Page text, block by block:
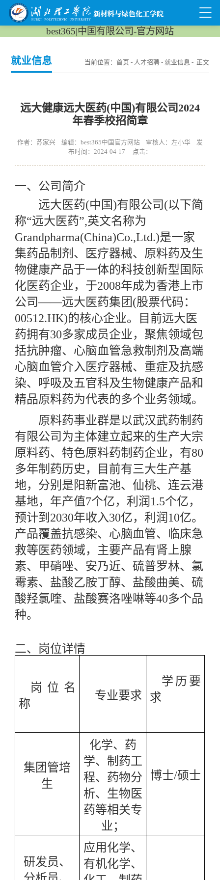
best365|中国有限公司-官方网站
就业信息 当前位置： 首页 - 人才招聘- 就业信息 - 正文
远大健康远大医药(中国)有限公司2024
年春季校招简章
作者：苏家兴 编辑：best365中国官方网站 审核人：左小华 发
布时间：2024-04-17 点击：
一、 公司简介
远大医药(中国)有限公司(以下简
称“远大医药”,英文名称为
Grandpharma(China)Co.,Ltd.)是一家
集药品制剂、医疗器械、原料药及生
物健康产品于一体的科技创新型国际
化医药企业，于2008年成为香港上市
公司——远大医药集团(股票代码：
00512.HK)的核心企业。目前远大医
药拥有30多家成员企业，聚焦领域包
括抗肿瘤、心脑血管急救制剂及高端
心脑血管介入医疗器械、重症及抗感
染、呼吸及五官科及生物健康产品和
精品原料药为代表的多个业务领域。
原料药事业群是以武汉武药制药
有限公司为主体建立起来的生产大宗
原料药、特色原料药制药企业，有80
多年制药历史，目前有三大生产基
地，分别是阳新富池、仙桃、连云港
基地，年产值7个亿，利润1.5个亿，
预计到2030年收入30亿，利润10亿。
产品覆盖抗感染、心脑血管、临床急
救等医药领域，主要产品有肾上腺
素、甲硝唑、安乃近、硫普罗林、氯
霉素、盐酸乙胺丁醇、盐酸曲美、硫
酸羟氯喹、盐酸赛洛唑啉等40多个品
种。
二、 岗位详情
岗位名
称
专业要求
学历要
求
集团管培
生
化学、药
学、制药工
程、药物分
析、生物医
药等相关专
业；
博士/硕士
研发员、
应用化学、
有机化学、